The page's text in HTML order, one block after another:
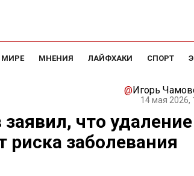
МИРЕ МНЕНИЯ ЛАЙФХАКИ СПОРТ
@Игорь
14 мая 2026,
что удаление
риска заболевания